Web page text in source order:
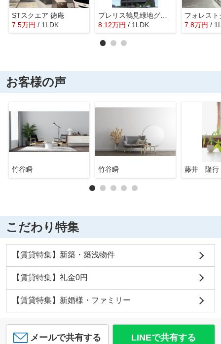
STスクエア 徳庵
7.5万円 / 1LDK
プレリス鶴見緑地グランガーデリア
8.12万円 / 1LDK 7.8万円 /
お客様の声
竹谷瞬 竹谷瞬 藤井 隆行
こだわり特集
【賃貸特集】新築・築浅物件
【賃貸特集】礼金0円
【賃貸特集】新婚様・ファミリー
メールで共有する LINEで共有する